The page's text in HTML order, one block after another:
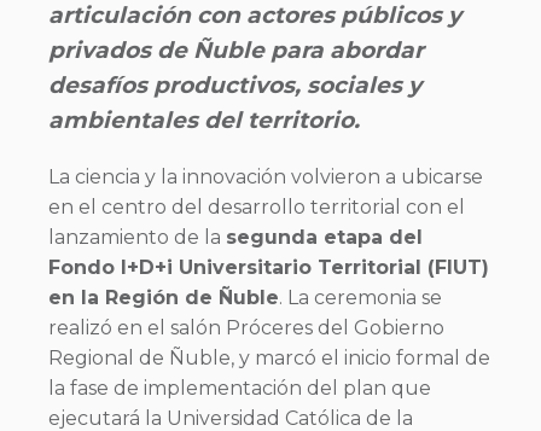
articulación con actores públicos y
privados de Ñuble para abordar
desafíos productivos, sociales y
ambientales del territorio.
La ciencia y la innovación volvieron a ubicarse
en el centro del desarrollo territorial con el
lanzamiento de la segunda etapa del
Fondo I+D+i Universitario Territorial (FIUT)
en la Región de Ñuble. La ceremonia se
realizó en el salón Próceres del Gobierno
Regional de Ñuble, y marcó el inicio formal de
la fase de implementación del plan que
ejecutará la Universidad Católica de la